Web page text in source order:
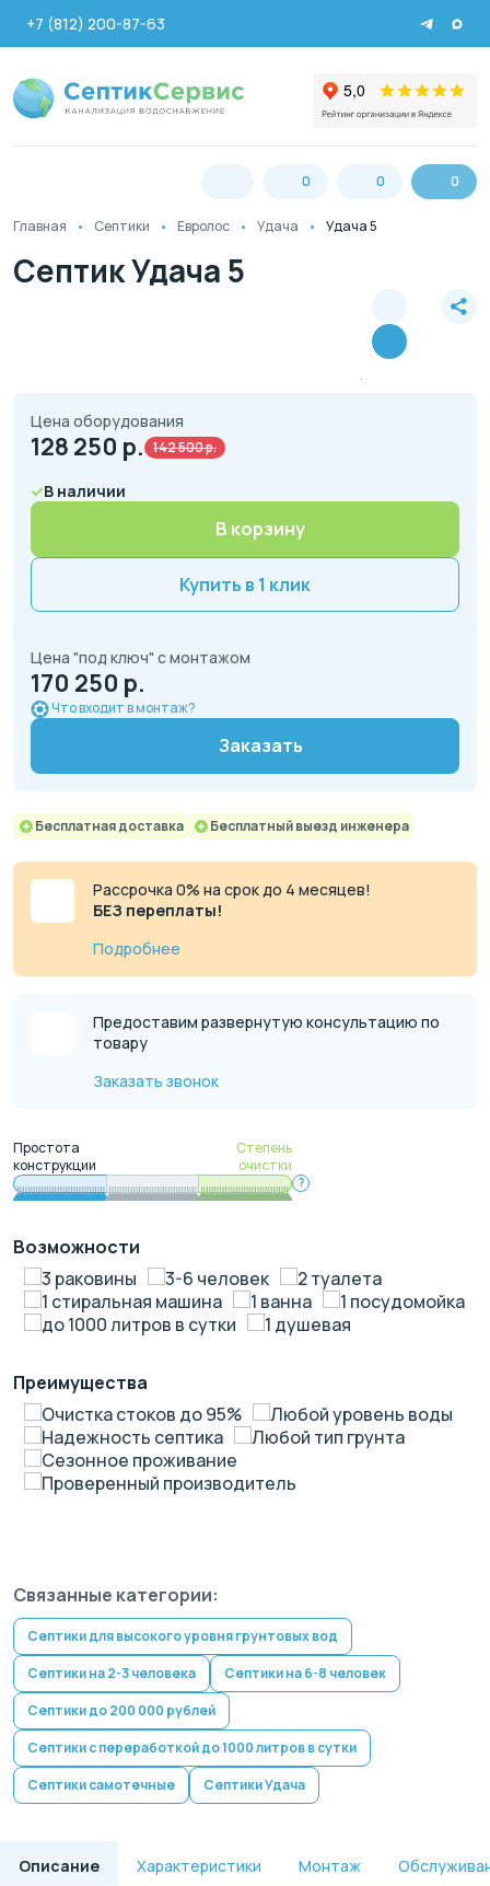
+7 (812) 200-87-63
0 0 0
Главная Септики Евролос Удача Удача 5
Септик Удача 5
Цена оборудования
128 250 р. 142 500 р.
В наличии
В корзину
Купить в 1 клик
Цена "под ключ" с монтажом
170 250 р.
Что входит в монтаж?
Заказать
Бесплатная доставка Бесплатный выезд инженера
Рассрочка 0% на срок до 4 месяцев!
БЕЗ переплаты!
Подробнее
Предоставим развернутую консультацию по
товару
Заказать звонок
Простота
конструкции
Степень
очистки
?
Возможности
3 раковины
3-6 человек
2 туалета
1 стиральная машина
1 ванна
1 посудомойка
до 1000 литров в сутки
1 душевая
Преимущества
Очистка стоков до 95%
Любой уровень воды
Надежность септика
Любой тип грунта
Сезонное проживание
Проверенный производитель
Связанные категории:
Септики для высокого уровня грунтовых вод
Септики на 2-3 человека
Септики на 6-8 человек
Септики до 200 000 рублей
Септики с переработкой до 1000 литров в сутки
Септики самотечные
Септики Удача
Описание Характеристики Монтаж